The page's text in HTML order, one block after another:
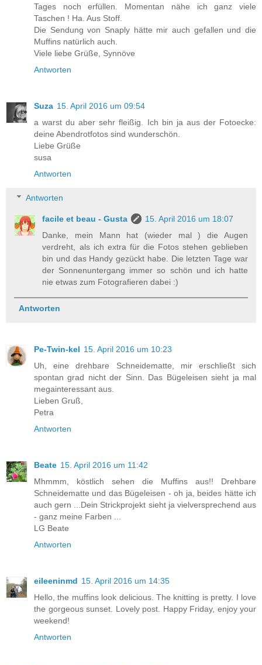
Tages noch erfüllen. Momentan nähe ich ganz viele
Taschen ! Ha. Aus Stoff.
Die Sendung von Snaply hätte mir auch gefallen und die
Muffins natürlich auch.
Viele liebe Grüße, Synnöve
Antworten
Suza 15. April 2016 um 09:54
a warst du aber sehr fleißig. Ich bin ja aus der Fotoecke:
deine Abendrotfotos sind wunderschön.
Liebe Grüße
susa
Antworten
Antworten
facile et beau - Gusta
15. April 2016 um 18:07
Danke, mein Mann hat (wieder mal ) die Augen
verdreht, als ich extra für die Fotos stehen geblieben
bin und das Handy gezückt habe. Die letzten Tage war
der Sonnenuntergang immer so schön und ich hatte
nie etwas zum Fotografieren dabei :)
Antworten
Pe-Twin-kel 15. April 2016 um 10:23
Uh, eine drehbare Schneidematte, mir erschließt sich
spontan grad nicht der Sinn. Das Bügeleisen sieht ja mal
megainteressant aus.
Lieben Gruß,
Petra
Antworten
Beate 15. April 2016 um 11:42
Mhmmm, köstlich sehen die Muffins aus!! Drehbare
Schneidematte und das Bügeleisen - oh ja, beides hätte ich
auch gern ...Dein Strickprojekt sieht ja vielversprechend aus
- ganz meine Farben ...
LG Beate
Antworten
eileeninmd 15. April 2016 um 14:35
Hello, the muffins look delicious. The knitting is pretty. I love
the gorgeous sunset. Lovely post. Happy Friday, enjoy your
weekend!
Antworten